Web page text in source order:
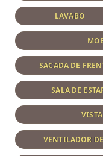
LAVABO
SACADA DE
SALA DE
VENTILADOR